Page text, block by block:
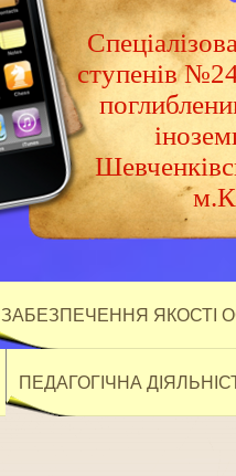
ступенів
ЗАБЕЗПЕЧЕННЯ ЯКОСТІ
ПЕДАГОГІЧНА